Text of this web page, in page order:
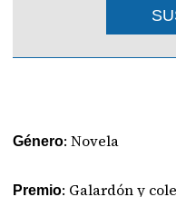
Género: Novela
Premio: Galardón y